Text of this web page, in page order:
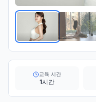
교육 시간
1시간